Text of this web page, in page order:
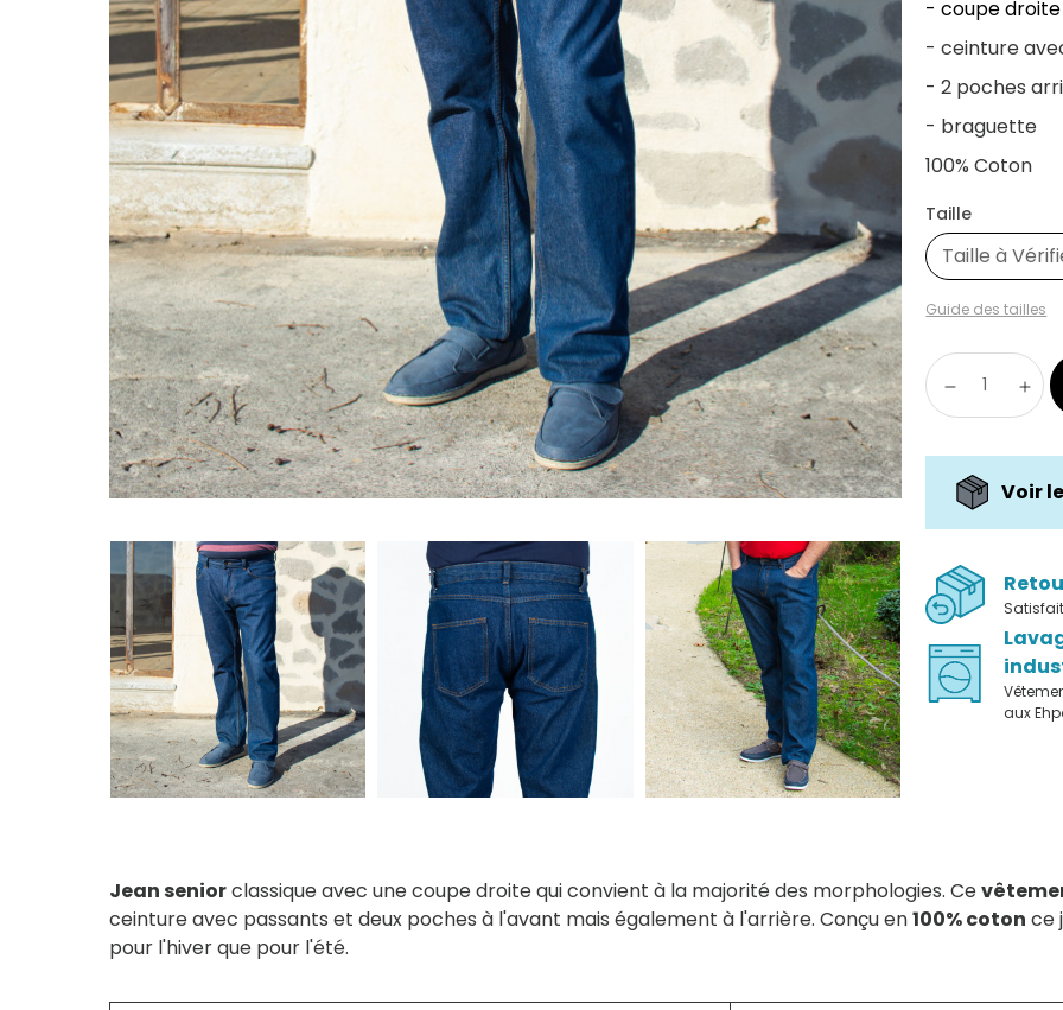
- coupe droite
- ceinture
- 2 poches
- braguette
100% Coton
Taille
Taille à
Guide des tailles
Voir
aux
Jean seniorclassique avec une coupe droite qui convient à la majorité des morphologies. Ce
ceinture avec passants et deux poches à l'avant mais également à l'arrière. Conçu en100% coton ce
pour l'hiver que pour l'été.